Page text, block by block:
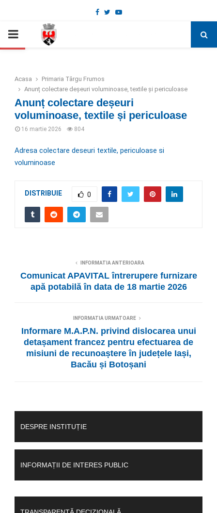
Deschide bara de unelte
Facebook
TwitterYoutube
PRIMARY
Acasa
Primaria Târgu Frumos
Anunț colectare deșeuri voluminoase, textile și periculoase
Anunț colectare deșeuri
voluminoase, textile și periculoase
16 martie 2026 804
Adresa colectare deseuri textile, periculoase si
voluminoase
DISTRIBUIE 0
INFORMATIA ANTERIOARA
Comunicat APAVITAL întrerupere furnizare
apă potabilă în data de 18 martie 2026
INFORMATIA URMATOARE
Informare M.A.P.N. privind dislocarea unui
detașament francez pentru efectuarea de
misiuni de recunoaștere în județele Iași,
Bacău și Botoșani
DESPRE INSTITUȚIE
INFORMAȚII DE INTERES PUBLIC